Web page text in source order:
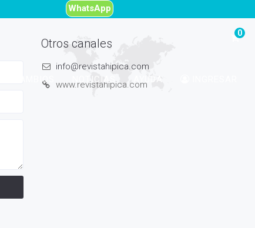
WhatsApp
CAMBIOS NOTICIAS
Otros canales
info@revistahipica.com
www.revistahipica.com